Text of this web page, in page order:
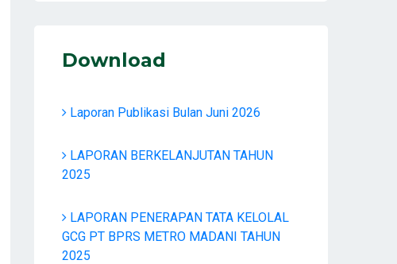
Download
Laporan Publikasi Bulan Juni 2026
LAPORAN BERKELANJUTAN TAHUN
2025
LAPORAN PENERAPAN TATA KELOLAL
GCG PT BPRS METRO MADANI TAHUN
2025